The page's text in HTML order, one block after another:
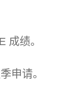
成绩。
申请。